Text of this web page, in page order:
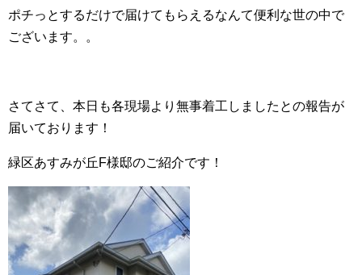
ポチっとするだけで届けてもらえるなんて便利な世の中で
ございます。。
さてさて、本日も各現場より無事着工しましたとの報告が
届いております！
緑区あすみが丘F様邸のご紹介です！